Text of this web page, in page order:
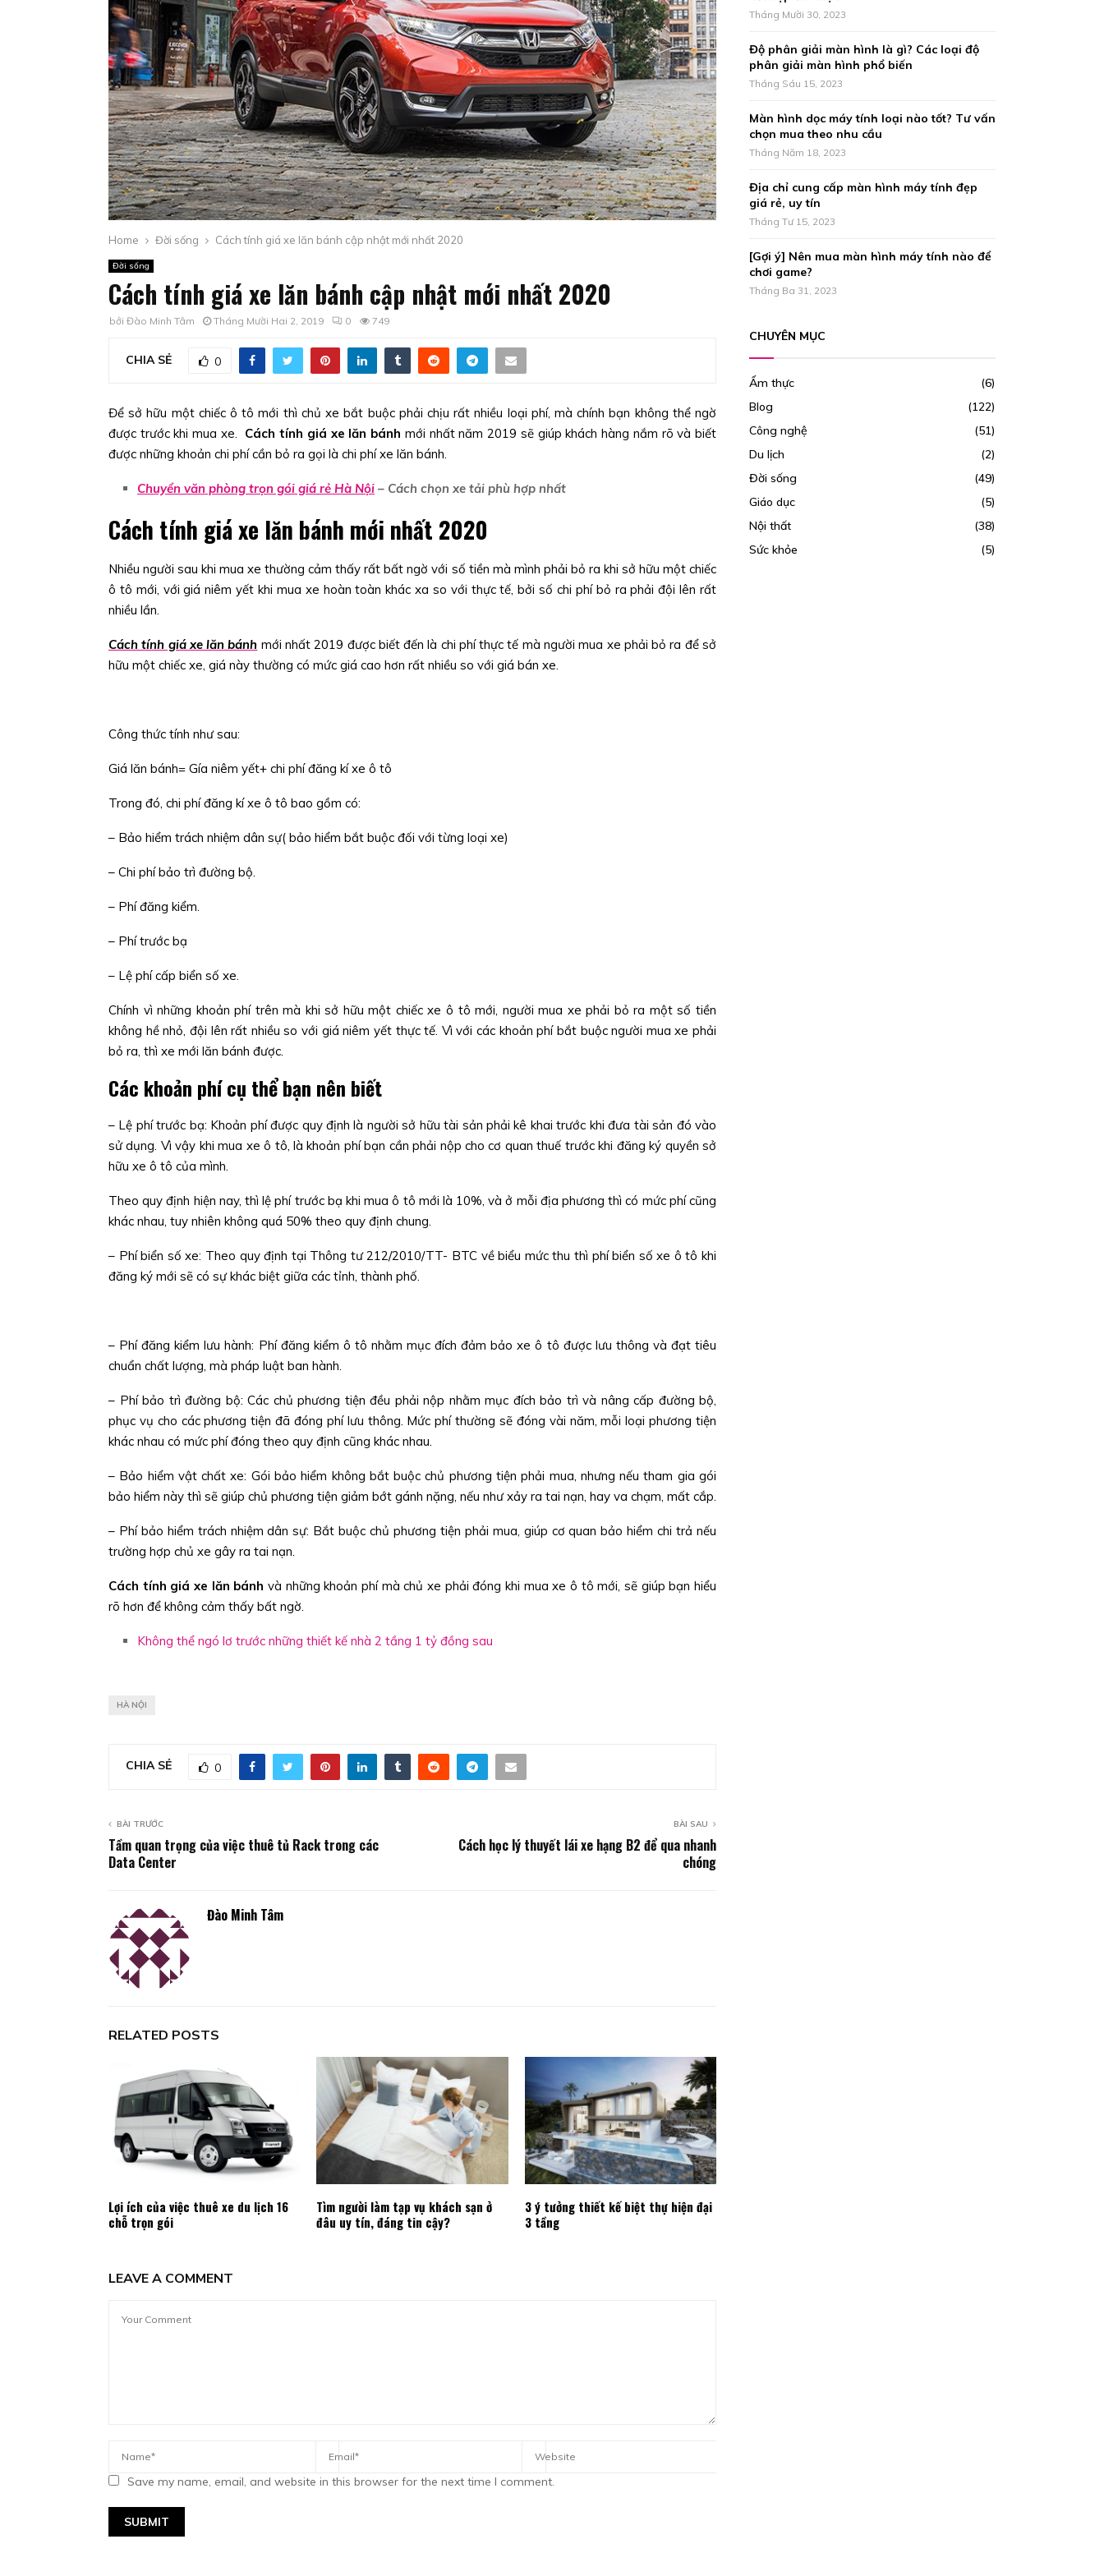
Home Đời sống Cách tính giá xe lăn bánh cập nhật mới nhất 2020
Đời sống
Cách tính giá xe lăn bánh cập nhật mới nhất 2020
bởi Đào Minh Tâm Tháng Mười Hai 2, 2019 0 749
CHIA SẺ 0
Để sở hữu một chiếc ô tô mới thì chủ xe bắt buộc phải chịu rất nhiều loại phí, mà chính bạn không thể ngờ
được trước khi mua xe. Cách tính giá xe lăn bánh mới nhất năm 2019 sẽ giúp khách hàng nắm rõ và biết
được những khoản chi phí cần bỏ ra gọi là chi phí xe lăn bánh.
Chuyển văn phòng trọn gói giá rẻ Hà Nội – Cách chọn xe tải phù hợp nhất
Cách tính giá xe lăn bánh mới nhất 2020
Nhiều người sau khi mua xe thường cảm thấy rất bất ngờ với số tiền mà mình phải bỏ ra khi sở hữu một chiếc
ô tô mới, với giá niêm yết khi mua xe hoàn toàn khác xa so với thực tế, bởi số chi phí bỏ ra phải đội lên rất
nhiều lần.
Cách tính giá xe lăn bánh mới nhất 2019 được biết đến là chi phí thực tế mà người mua xe phải bỏ ra để sở
hữu một chiếc xe, giá này thường có mức giá cao hơn rất nhiều so với giá bán xe.
Công thức tính như sau:
Giá lăn bánh= Gía niêm yết+ chi phí đăng kí xe ô tô
Trong đó, chi phí đăng kí xe ô tô bao gồm có:
– Bảo hiểm trách nhiệm dân sự( bảo hiểm bắt buộc đối với từng loại xe)
– Chi phí bảo trì đường bộ.
– Phí đăng kiểm.
– Phí trước bạ
– Lệ phí cấp biển số xe.
Chính vì những khoản phí trên mà khi sở hữu một chiếc xe ô tô mới, người mua xe phải bỏ ra một số tiền
không hề nhỏ, đội lên rất nhiều so với giá niêm yết thực tế. Vì với các khoản phí bắt buộc người mua xe phải
bỏ ra, thì xe mới lăn bánh được.
Các khoản phí cụ thể bạn nên biết
– Lệ phí trước bạ: Khoản phí được quy định là người sở hữu tài sản phải kê khai trước khi đưa tài sản đó vào
sử dụng. Vì vậy khi mua xe ô tô, là khoản phí bạn cần phải nộp cho cơ quan thuế trước khi đăng ký quyền sở
hữu xe ô tô của mình.
Theo quy định hiện nay, thì lệ phí trước bạ khi mua ô tô mới là 10%, và ở mỗi địa phương thì có mức phí cũng
khác nhau, tuy nhiên không quá 50% theo quy định chung.
– Phí biển số xe: Theo quy định tại Thông tư 212/2010/TT- BTC về biểu mức thu thì phí biển số xe ô tô khi
đăng ký mới sẽ có sự khác biệt giữa các tỉnh, thành phố.
– Phí đăng kiểm lưu hành: Phí đăng kiểm ô tô nhằm mục đích đảm bảo xe ô tô được lưu thông và đạt tiêu
chuẩn chất lượng, mà pháp luật ban hành.
– Phí bảo trì đường bộ: Các chủ phương tiện đều phải nộp nhằm mục đích bảo trì và nâng cấp đường bộ,
phục vụ cho các phương tiện đã đóng phí lưu thông. Mức phí thường sẽ đóng vài năm, mỗi loại phương tiện
khác nhau có mức phí đóng theo quy định cũng khác nhau.
– Bảo hiểm vật chất xe: Gói bảo hiểm không bắt buộc chủ phương tiện phải mua, nhưng nếu tham gia gói
bảo hiểm này thì sẽ giúp chủ phương tiện giảm bớt gánh nặng, nếu như xảy ra tai nạn, hay va chạm, mất cắp.
– Phí bảo hiểm trách nhiệm dân sự: Bắt buộc chủ phương tiện phải mua, giúp cơ quan bảo hiểm chi trả nếu
trường hợp chủ xe gây ra tai nạn.
Cách tính giá xe lăn bánh và những khoản phí mà chủ xe phải đóng khi mua xe ô tô mới, sẽ giúp bạn hiểu
rõ hơn để không cảm thấy bất ngờ.
Không thể ngó lơ trước những thiết kế nhà 2 tầng 1 tỷ đồng sau
HÀ NỘI
CHIA SẺ 0
BÀI TRƯỚC
Tầm quan trọng của việc thuê tủ Rack trong các
Data Center
BÀI SAU
Cách học lý thuyết lái xe hạng B2 để qua nhanh
chóng
Đào Minh Tâm
RELATED POSTS
Lợi ích của việc thuê xe du lịch 16
chỗ trọn gói
Tìm người làm tạp vụ khách sạn ở
đâu uy tín, đáng tin cậy?
3 ý tưởng thiết kế biệt thự hiện đại
3 tầng
LEAVE A COMMENT
Save my name, email, and website in this browser for the next time I comment.
C
Tháng Mười 30, 2023
Độ phân giải màn hình là gì? Các loại độ
phân giải màn hình phổ biến
Tháng Sáu 15, 2023
Màn hình dọc máy tính loại nào tốt? Tư vấn
chọn mua theo nhu cầu
Tháng Năm 18, 2023
Địa chỉ cung cấp màn hình máy tính đẹp
giá rẻ, uy tín
Tháng Tư 15, 2023
[Gợi ý] Nên mua màn hình máy tính nào để
chơi game?
Tháng Ba 31, 2023
CHUYÊN MỤC
Ẩm thực
(6)
Blog
(122)
Công nghệ
(51)
Du lịch
(2)
Đời sống
(49)
Giáo dục
(5)
Nội thất
(38)
Sức khỏe
(5)